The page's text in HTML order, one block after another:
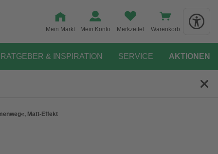
Mein Markt Mein Konto Merkzettel Warenkorb
RATGEBER & INSPIRATION SERVICE AKTIONEN
Matt-Effekt